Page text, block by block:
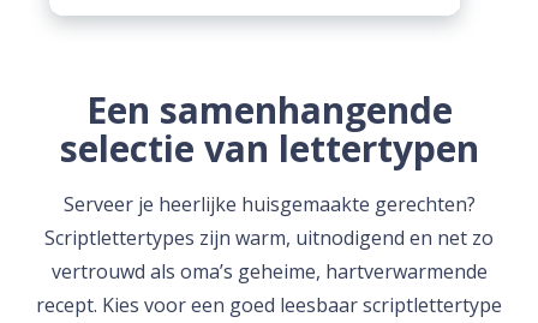
Een samenhangende
selectie van lettertypen
Serveer je heerlijke huisgemaakte gerechten?
Scriptlettertypes zijn warm, uitnodigend en net zo
vertrouwd als oma’s geheime, hartverwarmende
recept. Kies voor een goed leesbaar scriptlettertype